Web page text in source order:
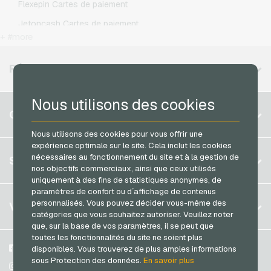
Nous utilisons des cookies
Nous utilisons des cookies pour vous offrir une
expérience optimale sur le site. Cela inclut les cookies
nécessaires au fonctionnement du site et à la gestion de
nos objectifs commerciaux, ainsi que ceux utilisés
uniquement à des fins de statistiques anonymes, de
paramètres de confort ou d´affichage de contenus
personnalisés. Vous pouvez décider vous-même des
catégories que vous souhaitez autoriser. Veuillez noter
que, sur la base de vos paramètres, il se peut que
toutes les fonctionnalités du site ne soient plus
disponibles. Vous trouverez de plus amples informations
sous Protection des données.En savoir plus
Flexepin Cartes de paiement
Jetoncash Cartes de paiement
Neosurf Cartes de paiement
Razer Gold Cartes de paiement
Transcash Cartes de paiement
RÉGIONS DISPONIBLES
Belgique
Allemagne (DE)
Allemagne (EN)
France
Italie
Pays-bas
Autriche
Portugal
COMPTE
S´inscrire
S´inscrire
Mon panier
SERVICE
FAQ
Méthodes de paiement
Conditions generales&Droit de retour
Protection des données
VGO-SHOP
A propos de nous
Partenaires
Facebook
Instagram